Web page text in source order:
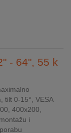
- 64", 55 k
tilt 0-15°, VESA
400x200,
i